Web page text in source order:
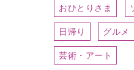
おひとりさま
日帰り グルメ
芸術・アート